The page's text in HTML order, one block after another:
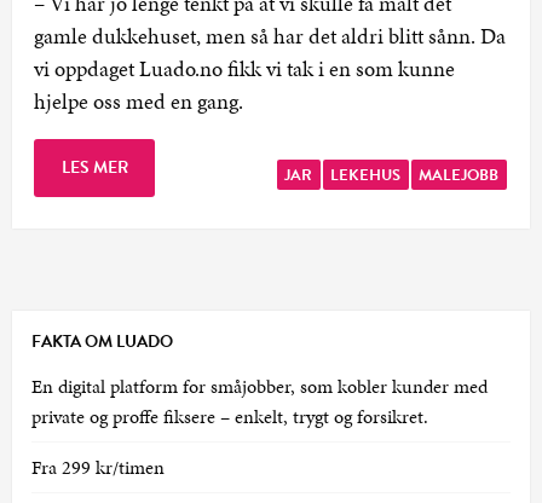
gamle dukkehuset, men så har det aldri blitt sånn. Da
vi oppdaget Luado.no fikk vi tak i en som kunne
hjelpe oss med en gang.
LES MER JAR LEKEHUS MALEJOBB
FAKTA OM LUADO
En digital platform for småjobber, som kobler kunder med
private og proffe fiksere – enkelt, trygt og forsikret.
Fra 299 kr/timen